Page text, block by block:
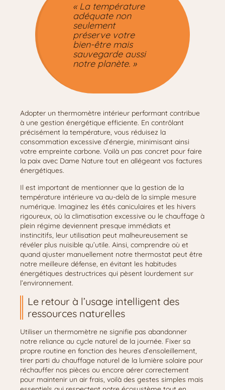
« La température
adéquate non
seulement
préserve votre
bien-être mais
sauvegarde aussi
notre planète. »
Adopter un thermomètre intérieur performant contribue
à une gestion énergétique efficiente. En contrôlant
précisément la température, vous réduisez la
consommation excessive d’énergie, minimisant ainsi
votre empreinte carbone. Voilà un pas concret pour faire
la paix avec Dame Nature tout en allégeant vos factures
énergétiques.
Il est important de mentionner que la gestion de la
température intérieure va au-delà de la simple mesure
numérique. Imaginez les étés caniculaires et les hivers
rigoureux, où la climatisation excessive ou le chauffage à
plein régime deviennent presque immédiats et
instincitifs, leur utilisation peut malheureusement se
révéler plus nuisible qu’utile. Ainsi, comprendre où et
quand ajuster manuellement notre thermostat peut être
notre meilleure défense, en évitant les habitudes
énergétiques destructrices qui pèsent lourdement sur
l’environnement.
Le retour à l’usage intelligent des
ressources naturelles
Utiliser un thermomètre ne signifie pas abandonner
notre reliance au cycle naturel de la journée. Fixer sa
propre routine en fonction des heures d’ensoleillement,
tirer parti du chauffage naturel de la lumière solaire pour
réchauffer nos pièces ou encore aérer correctement
pour maintenir un air frais, voilà des gestes simples mais